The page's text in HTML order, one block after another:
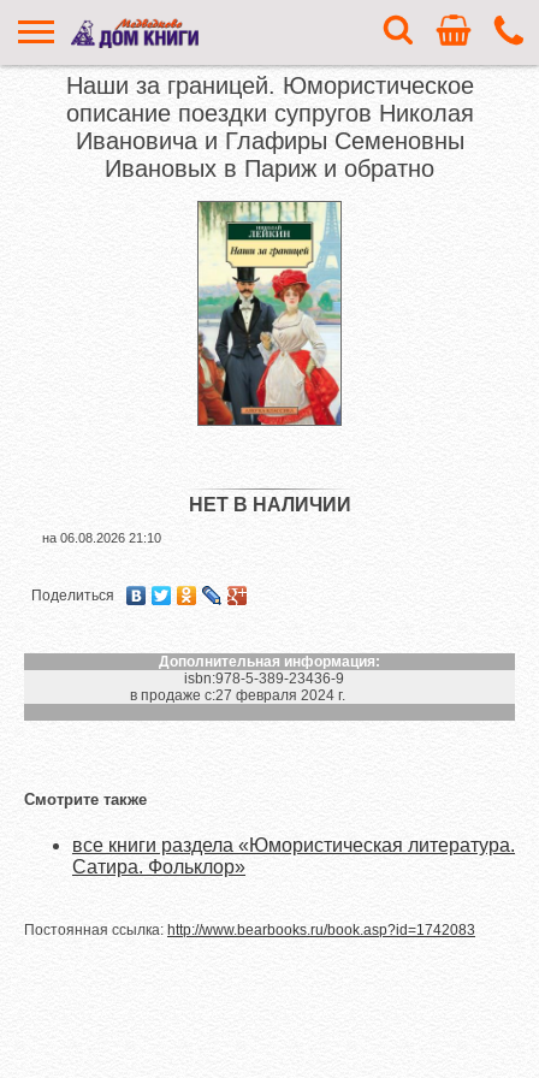
Наши за границей. Юмористическое
описание поездки супругов Николая
Ивановича и Глафиры Семеновны
Ивановых в Париж и обратно
Поделиться
Дополнительная информация:
isbn:978-5-389-23436-9
в продаже с:27 февраля 2024 г.
Смотрите также
все книги раздела «Юмористическая литература.
Сатира. Фольклор»
Постоянная ссылка: http://www.bearbooks.ru/book.asp?id=1742083
НЕТ В НАЛИЧИИ
на 06.08.2026 21:10